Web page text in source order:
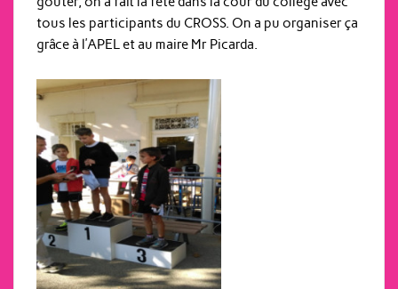
tous les participants du CROSS. On a pu organiser ça
grâce à l’APEL et au maire Mr Picarda.